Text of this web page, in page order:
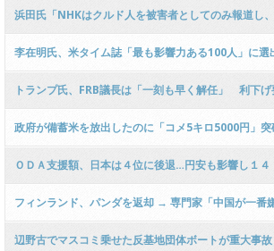
歴史を変えている！』 → ………
浜田氏「NHKはクルド人を被害者としてのみ報道し
対する不安を報じていない」
李在明氏、米タイム誌「最も影響力ある100人」に選
トランプ氏、FRB議長は「一刻も早く解任」 利下げ
政府が備蓄米を放出したのに「コメ5キロ5000円」
藤農水相「トイレットペーパー騒動と同じだ！」「
ットしない！」ｗｗｗｗｗｗ
ＯＤＡ支援額、日本は４位に後退…円安も影響し１４
１６７万ドル
フィンランド、パンダを返却 → 専門家「中国が一番
→ 沓澤亮治氏「なお日本国内で一番パンダが存在す
辺野古でマスコミ乗せた反基地団体ボートが重大事